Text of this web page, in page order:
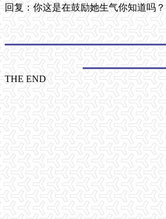
回复：你这是在鼓励她生气你知道吗？
THE END